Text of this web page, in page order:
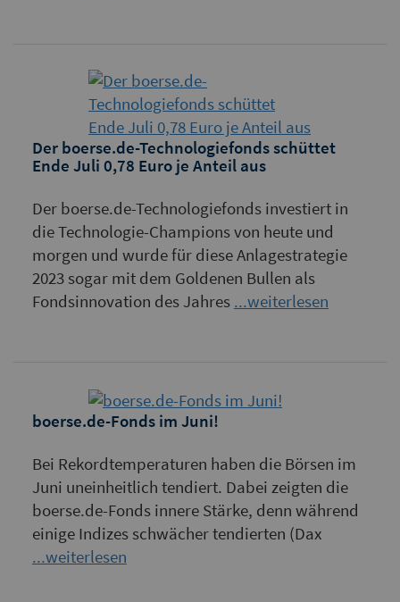
Der boerse.de-Technologiefonds schüttet
Ende Juli 0,78 Euro je Anteil aus
Der boerse.de-Technologiefonds investiert in
die Technologie-Champions von heute und
morgen und wurde für diese Anlagestrategie
2023 sogar mit dem Goldenen Bullen als
Fondsinnovation des Jahres ...weiterlesen
boerse.de-Fonds im Juni!
Bei Rekordtemperaturen haben die Börsen im
Juni uneinheitlich tendiert. Dabei zeigten die
boerse.de-Fonds innere Stärke, denn während
einige Indizes schwächer tendierten (Dax
...weiterlesen